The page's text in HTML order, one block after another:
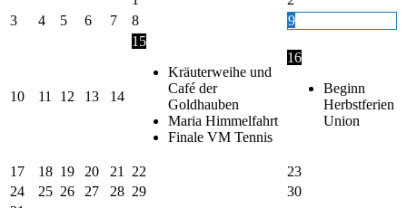
3
4 5 6 7 8 9
10 11 12 13 14
15
Kräuterweihe und
Café der
Goldhauben
Maria Himmelfahrt
Finale VM Tennis
16
Beginn
Herbstferien
Union
17 18 19 20 21 22
23
24
25 26 27 28 29
30